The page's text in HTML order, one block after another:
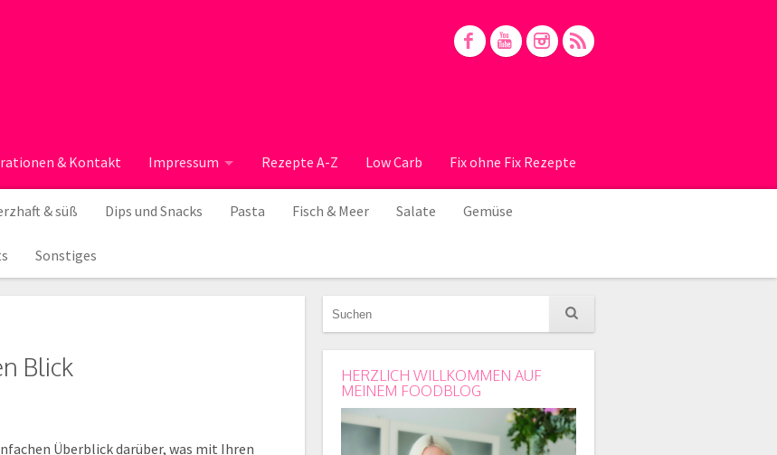
& Kontakt Impressum Rezepte A-Z Low Carb Fix ohne Fix Rezepte
& süß Dips und Snacks Pasta Fisch & Meer Salate Gemüse
Sonstiges
Blick
Überblick darüber, was mit Ihren
HERZLICH WILLKOMMEN AUF
MEINEM FOODBLOG